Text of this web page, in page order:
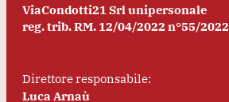
ViaCondotti21 Srl unipersonale
reg. trib. RM. 12/04/2022 n°55/2022
Direttore responsabile:
Luca Arnaù